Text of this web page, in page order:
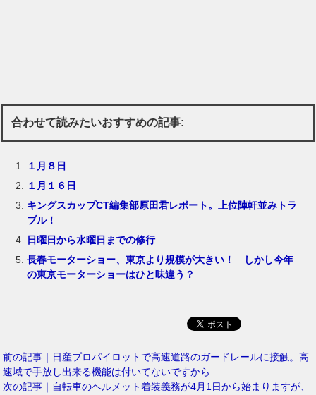
合わせて読みたいおすすめの記事:
１月８日
１月１６日
キングスカップCT編集部原田君レポート。上位陣軒並みトラ
ブル！
日曜日から水曜日までの修行
長春モーターショー、東京より規模が大きい！ しかし今年
の東京モーターショーはひと味違う？
前の記事｜日産プロパイロットで高速道路のガードレールに接触。高
速域で手放し出来る機能は付いてないですから
次の記事｜自転車のヘルメット着装義務が4月1日から始まりますが、